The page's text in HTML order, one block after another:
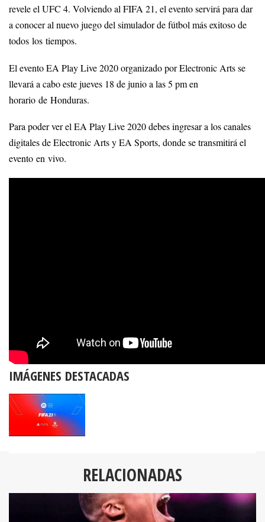
revele el UFC 4. Volviendo al FIFA 21, el evento servirá para dar
a conocer al nuevo juego del simulador de fútbol más exitoso de
todos los tiempos.
El evento EA Play Live 2020 organizado por Electronic Arts se
llevará a cabo este jueves 18 de junio a las 5 pm en
horario de Honduras.
Para poder ver el EA Play Live 2020 debes ingresar a los canales
digitales de Electronic Arts y EA Sports, donde se transmitirá el
evento en vivo.
IMÁGENES DESTACADAS
RELACIONADAS